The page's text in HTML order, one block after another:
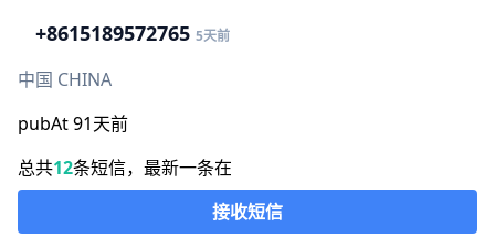
+8615189572765 5天前
中国 CHINA
pubAt 91天前
总共12条短信，最新一条在
接收短信